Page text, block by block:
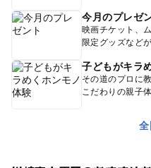
今月のプレゼ
映画チケット、
限定グッズなど
子どもがキラ
その道のプロに
こだわりの親子